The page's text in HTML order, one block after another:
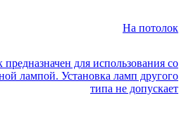
На потолок
для использования со
лампой. Установка ламп другого
типа не допускает